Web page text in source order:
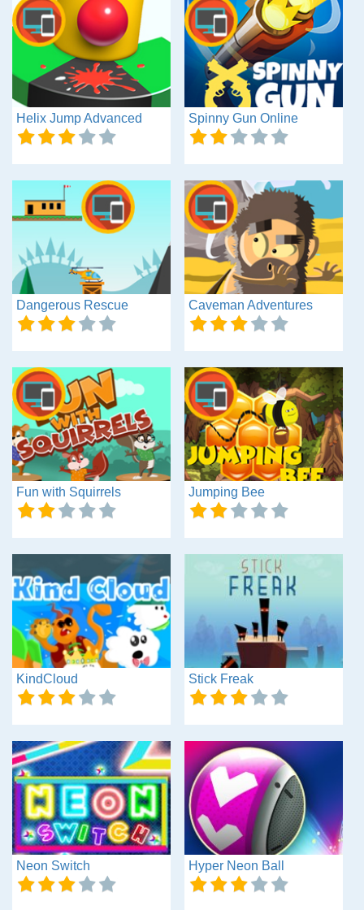
Helix Jump Advanced Spinny Gun Online
Dangerous Rescue Caveman Adventures
Fun with Squirrels Jumping Bee
KindCloud Stick Freak
Neon Switch Hyper Neon Ball